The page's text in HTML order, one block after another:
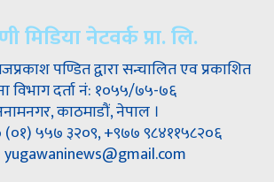
मिडिया नेटवर्क प्रा. लि.
पण्डित द्वारा सन्चालित एव प्रकाशित
विभाग दर्ता नं: १०५५/७५-७६
काठमाडौं, नेपाल ।
५५७ ३२०९, +९७७ ९८४११५८२०६